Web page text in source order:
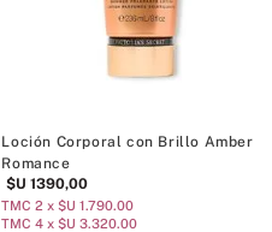
Loción Corporal con Brillo Amber
Romance
$U 1390,00
TMC 2 x $U 1.790.00
TMC 4 x $U 3.320.00